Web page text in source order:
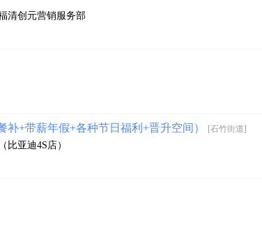
清创元营销服务部
补+带薪年假+各种节日福利+晋升空间） [石竹街道]
比亚迪4S店）